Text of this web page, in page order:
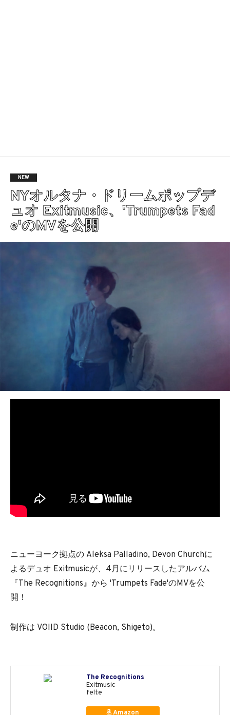
NEW
NYオルタナ・ドリームポップデ
ュオ Exitmusic、'Trumpets Fad
e'のMVを公開
ニューヨーク拠点の Aleksa Palladino, Devon Churchに
よるデュオ Exitmusicが、4月にリリースしたアルバム
『The Recognitions』から 'Trumpets Fade'のMVを公
開！
制作は VOIID Studio (Beacon, Shigeto)。
The Recognitions
Exitmusic
felte
Amazon